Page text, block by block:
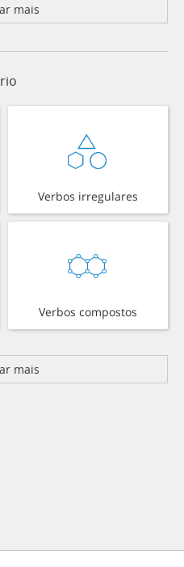
mais
Verbos irregulares
Verbos compostos
mais